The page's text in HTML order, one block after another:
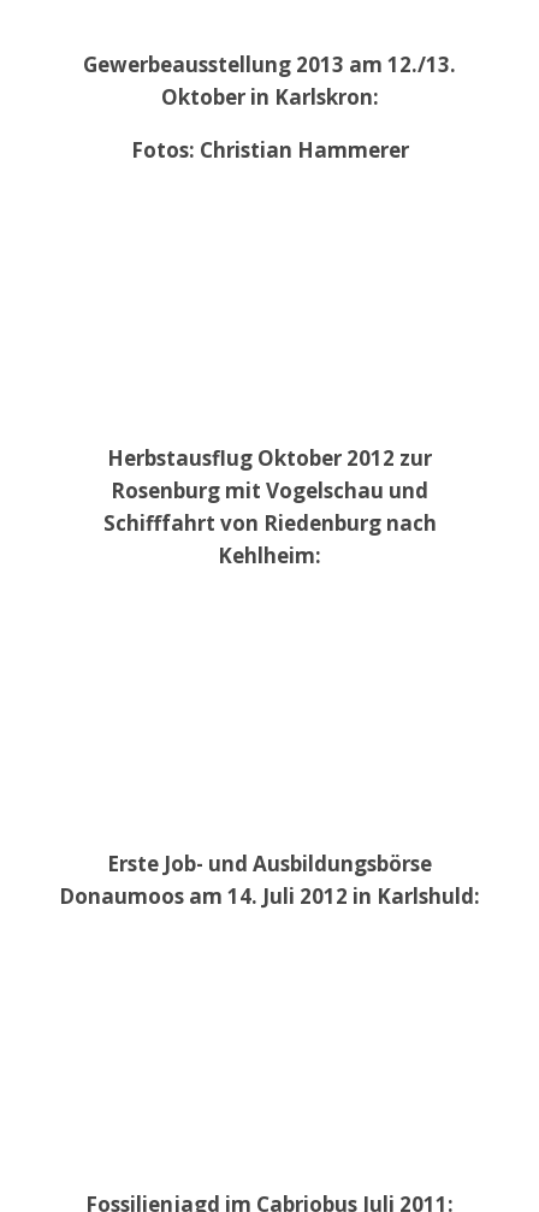
Gewerbeausstellung 2013 am 12./13.
Oktober in Karlskron:
Fotos: Christian Hammerer
Herbstausflug Oktober 2012 zur
Rosenburg mit Vogelschau und
Schifffahrt von Riedenburg nach
Kehlheim:
Erste Job- und Ausbildungsbörse
Donaumoos am 14. Juli 2012 in Karlshuld:
Fossilienjagd im Cabriobus Juli 2011: